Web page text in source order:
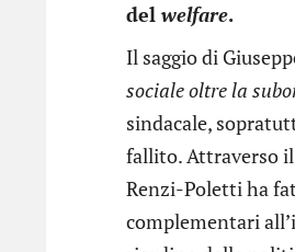
del welfare.
Il saggio di
sociale oltre la
sindacale,
fallito. Attraverso
Renzi-Poletti ha
complementari